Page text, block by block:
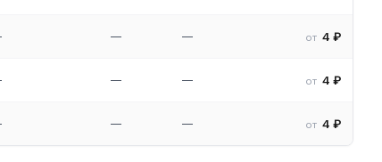
— — от 4 ₽
— — от 4 ₽
— — от 4 ₽